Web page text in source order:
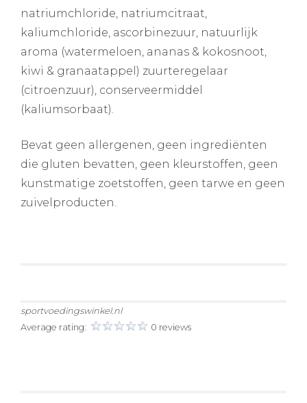
natriumchloride, natriumcitraat,
kaliumchloride, ascorbinezuur, natuurlijk
aroma (watermeloen, ananas & kokosnoot,
kiwi & granaatappel) zuurteregelaar
(citroenzuur), conserveermiddel
(kaliumsorbaat).
Bevat geen allergenen, geen ingrediënten
die gluten bevatten, geen kleurstoffen, geen
kunstmatige zoetstoffen, geen tarwe en geen
zuivelproducten.
sportvoedingswinkel.nl
Average rating:
0 reviews